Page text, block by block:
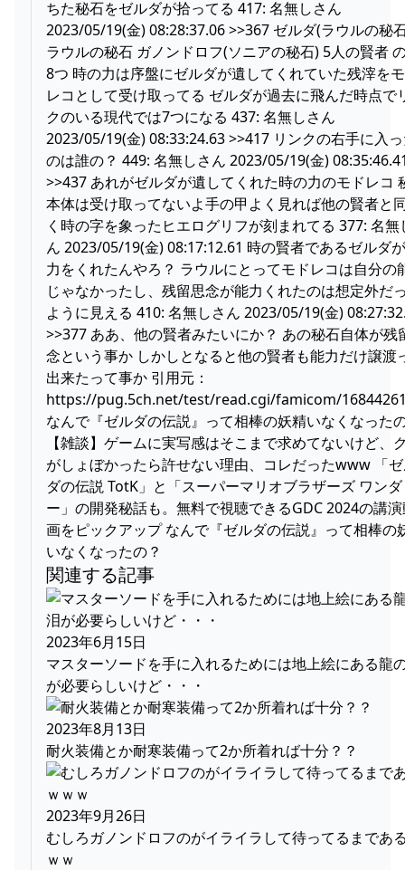
ちた秘石をゼルダが拾ってる 417: 名無しさん
2023/05/19(金) 08:28:37.06 >>367 ゼルダ(ラウルの秘
ラウルの秘石 ガノンドロフ(ソニアの秘石) 5人の賢者
8つ 時の力は序盤にゼルダが遺してくれていた残滓を
レコとして受け取ってる ゼルダが過去に飛んだ時点で
クのいる現代では7つになる 437: 名無しさん
2023/05/19(金) 08:33:24.63 >>417 リンクの右手に入
のは誰の？ 449: 名無しさん 2023/05/19(金)
>>437 あれがゼルダが遺してくれた時の力のモドレコ
本体は受け取ってないよ手の甲よく見れば他の賢者と
く時の字を象ったヒエログリフが刻まれてる 377: 名無
ん 2023/05/19(金) 08:17:12.61 時の賢者であるゼルダ
力をくれたんやろ？ ラウルにとってモドレコは自分の
じゃなかったし、残留思念が能力くれたのは想定外だ
ように見える 410: 名無しさん 2023/05/19(金)
>>377 ああ、他の賢者みたいにか？ あの秘石自体が残
念という事か しかしとなると他の賢者も能力だけ譲渡
出来たって事か 引用元：
https://pug.5ch.net/test/read.cgi/famicom/
なんで『ゼルダの伝説』って相棒の妖精いなくなった
【雑談】ゲームに実写感はそこまで求めてないけど、
がしょぼかったら許せない理由、コレだったwww 「
ダの伝説 TotK」と「スーパーマリオブラザーズ ワンダ
ー」の開発秘話も。無料で視聴できるGDC 2024の講
画をピックアップ なんで『ゼルダの伝説』って相棒の
いなくなったの？
関連する記事
2023年6月15日
マスターソードを手に入れるためには地上絵にある龍
が必要らしいけど・・・
2023年8月13日
耐火装備とか耐寒装備って2か所着れば十分？？
2023年9月26日
むしろガノンドロフのがイライラして待ってるまであ
ｗｗ